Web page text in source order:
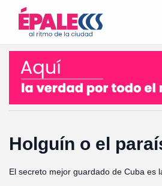
Holguín o el
El secreto mejor guardado de Cuba es